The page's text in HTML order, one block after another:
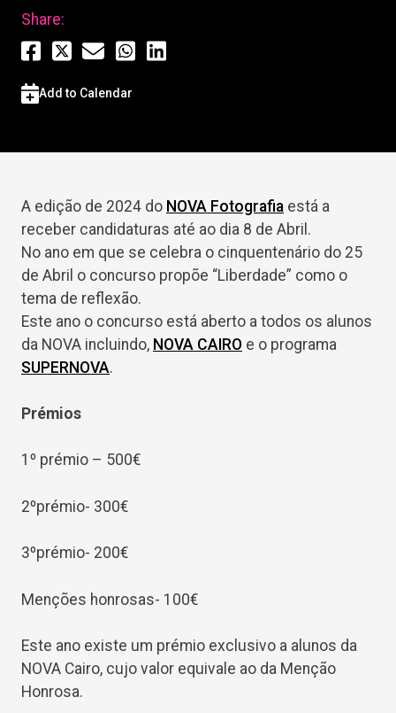
Share:
Add to Calendar
A edição de 2024 do NOVA Fotografia está a
receber candidaturas até ao dia 8 de Abril.
No ano em que se celebra o cinquentenário do 25
de Abril o concurso propõe “Liberdade” como o
tema de reflexão.
Este ano o concurso está aberto a todos os alunos
da NOVA incluindo, NOVA CAIRO e o programa
SUPERNOVA.
Prémios
1º prémio – 500€
2ºprémio- 300€
3ºprémio- 200€
Menções honrosas- 100€
Este ano existe um prémio exclusivo a alunos da
NOVA Cairo, cujo valor equivale ao da Menção
Honrosa.